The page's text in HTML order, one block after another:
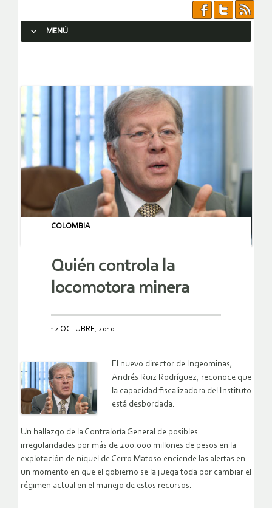
MENÚ
COLOMBIA
Quién controla la
locomotora minera
12 OCTUBRE, 2010
El nuevo director de Ingeominas,
Andrés Ruiz Rodríguez, reconoce que
la capacidad fiscalizadora del Instituto
está desbordada.
Un hallazgo de la Contraloría General de posibles
irregularidades por más de 200.000 millones de pesos en la
explotación de níquel de Cerro Matoso enciende las alertas en
un momento en que el gobierno se la juega toda por cambiar el
régimen actual en el manejo de estos recursos.